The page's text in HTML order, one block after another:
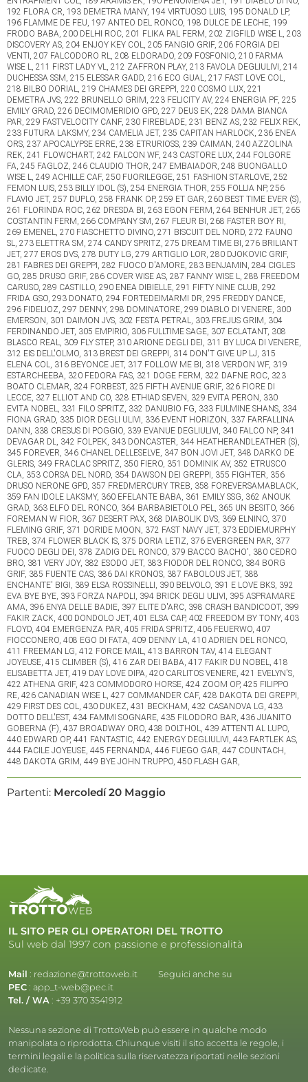
192 FLORA CR, 193 DEMETRA MANY, 194 VIRTUOSO LUIS, 195 DONALD LP,
196 FLAMME DE FEU, 197 ANTEO DEL RONCO, 198 DULCE DE LECHE, 199
FRODO BABA, 200 DELHI ROC, 201 FLIKA PAL FERM, 202 ZIGFILD WISE L, 203
DISCOVERY AS, 204 ENJOY KEY COL, 205 FANGIO GRIF, 206 FORGIA DEI
VENTI, 207 FALCODORO RL, 208 ELDORADO, 209 FOSFONIO, 210 FARMA
WISE L, 211 FIRST LADY VL, 212 ZAFFRON PLAY, 213 FAVOLA DEGLIULIVI, 214
DUCHESSA SSM, 215 ELESSAR GADD, 216 ECO GUAL, 217 FAST LOVE COL,
218 BILBO DORIAL, 219 CHAMES DEI GREPPI, 220 COSMO LUX, 221
DEMETRA JVS, 222 BRUNELLO GRIM, 223 FELICITY AV, 224 ENERGIA PF, 225
EMILY GRAD, 226 DECIMOMERIDIO GPD, 227 DEUS EK, 228 DAMA BIANCA
PAR, 229 FASTVELOCITY CANF, 230 FIREBLADE, 231 BENZ AS, 232 FELIX REK,
233 FUTURA LAKSMY, 234 CAMELIA JET, 235 CAPITAN HARLOCK, 236 ENEA
ORS, 237 APOCALYPSE ERRE, 238 ETRURIOSS, 239 CAIMAN, 240 AZZOLINA
REK, 241 FLOWCHART, 242 FALCON WF, 243 CASTORE LUX, 244 FOLGORE
FA, 245 FAGLOZ, 246 CLAUDIO THOR, 247 EMBAIADOR, 248 BUONGALLO
WISE L, 249 ACHILLE CAF, 250 FUORILEGGE, 251 FASHION STARLOVE, 252
FEMON LUIS, 253 BILLY IDOL (S), 254 ENERGIA THOR, 255 FOLLIA NP, 256
FLAVIO JET, 257 DUPLO, 258 FRANK OP, 259 ET GAR, 260 BEST TIME EVER (S),
261 FLORINDA ROC, 262 DRESDA BI, 263 EGON FERM, 264 BENHUR JET, 265
COSTANTIN FERM, 266 COMPANY SM, 267 FLEUR BI, 268 FASTER BOY RI,
269 EMENEL, 270 FIASCHETTO DIVINO, 271 BISCUIT DEL NORD, 272 FAUNO
SL, 273 ELETTRA SM, 274 CANDY SPRITZ, 275 DREAM TIME BI, 276 BRILIANT
JET, 277 EROS DVS, 278 DUTY LG, 279 ARTIGLIO LOR, 280 DJOKOVIC GRIF,
281 FABRES DEI GREPPI, 282 FUOCO D'AMORE, 283 BENJAMIN, 284 CIGLES
GO, 285 DRUSO GRIF, 286 COVER WISE AS, 287 FANNY WISE L, 288 FREEDOM
CARUSO, 289 CASTILLO, 290 ENEA DIBIELLE, 291 FIFTY NINE CLUB, 292
FRIDA GSO, 293 DONATO, 294 FORTEDEIMARMI DR, 295 FREDDY DANCE,
296 FIDELIOZ, 297 DENNY, 298 DOMINATORE, 299 DIABLO DI VENERE, 300
EMERSON, 301 DAIMON JVS, 302 FESTA PETRAL, 303 FREJUS GRIM, 304
FERDINANDO JET, 305 EMPIRIO, 306 FULLTIME SAGE, 307 ECLATANT, 308
BLASCO REAL, 309 FLY STEP, 310 ARIONE DEGLI DEI, 311 BY LUCA DI VENERE,
312 EIS DELL'OLMO, 313 BREST DEI GREPPI, 314 DON'T GIVE UP LJ, 315
ELENA COL, 316 BEYONCE JET, 317 FOLLOW ME BI, 318 VERDON WF, 319
ESTARCHEEBA, 320 FEDORA FAS, 321 DOGE FERM, 322 DAFNE ROC, 323
BOATO CLEMAR, 324 FORBEST, 325 FIFTH AVENUE GRIF, 326 FIORE DI
LECCE, 327 ELLIOT AND CO, 328 ETHIAD SEVEN, 329 EVITA PERON, 330
EVITA NOBEL, 331 FILO SPRITZ, 332 DANUBIO FG, 333 FULMINE SHANS, 334
FIONA GRAD, 335 DIOR DEGLI ULIVI, 336 EVENT HORIZON, 337 FARFALLINA
DANN, 338 CRESUS DI POGGIO, 339 EVANUE DEGLIULIVI, 340 FALCO NP, 341
DEVAGAR DL, 342 FOLPEK, 343 DONCASTER, 344 HEATHERANDLEATHER (S),
345 FOREVER, 346 CHANEL DELLESELVE, 347 BON JOVI JET, 348 DARKO DE
GLERIS, 349 FRACLAC SPRITZ, 350 FIERO, 351 DOMINIK AV, 352 ETRUSCO
CLA, 353 CORSA DEL NORD, 354 DAWSON DEI GREPPI, 355 FIGHTER, 356
DRUSO NERONE GPD, 357 FREDMERCURY TREB, 358 FOREVERSAMABLACK,
359 FAN IDOLE LAKSMY, 360 EFELANTE BABA, 361 EMILY SSG, 362 ANOUK
GRAD, 363 ELFO DEL RONCO, 364 BARBABIETOLO PEL, 365 UN BESITO, 366
FOREMAN W FIOR, 367 DESERT PAX, 368 DIABOLIK DVS, 369 ELNINO, 370
FLEMING GRIF, 371 DORIDE MOON, 372 FAST NAVY JET, 373 EDDIEMURPHY
TREB, 374 FLOWER BLACK IS, 375 DORIA LETIZ, 376 EVERGREEN PAR, 377
FUOCO DEGLI DEI, 378 ZADIG DEL RONCO, 379 BACCO BACHO', 380 CEDRO
BRO, 381 VERY JOY, 382 ESODO JET, 383 FIODOR DEL RONCO, 384 BORG
GRIF, 385 FUENTE CAS, 386 DAI KRONOS, 387 FABOLOUS JET, 388
ENCHANTE' BIGI, 389 ELSA ROSSINELLI, 390 BELVOLO, 391 E LOVE BKS, 392
EVA BYE BYE, 393 FORZA NAPOLI, 394 BRICK DEGLI ULIVI, 395 ASPRAMARE
AMA, 396 ENYA DELLE BADIE, 397 ELITE D'ARC, 398 CRASH BANDICOOT, 399
FAKIR ZACK, 400 DONDOLO JET, 401 ELSA CAP, 402 FREEDOM BY TONY, 403
FLOYD, 404 EMERGENZA PAR, 405 FRIDA SPRITZ, 406 FEUERWO, 407
FIOCCONERO, 408 EGO DI FATA, 409 DENNY LA, 410 ADRIEN DEL RONCO,
411 FREEMAN LG, 412 FORCE MAIL, 413 BARRON TAV, 414 ELEGANT
JOYEUSE, 415 CLIMBER (S), 416 ZAR DEI BABA, 417 FAKIR DU NOBEL, 418
ELISABETTA JET, 419 DAY LOVE DIPA, 420 CARLITOS VENERE, 421 EVELYN'S,
422 ATHENA GRIF, 423 COMMODORO HORSE, 424 ZOOM OP, 425 FILIPPO
RE, 426 CANADIAN WISE L, 427 COMMANDER CAF, 428 DAKOTA DEI GREPPI,
429 FIRST DES COL, 430 DUKEZ, 431 BECKHAM, 432 CASANOVA LG, 433
DOTTO DELL'EST, 434 FAMMI SOGNARE, 435 FILODORO BAR, 436 JUANITO
GOBERNA (F), 437 BROADWAY ORO, 438 DOLTHOL, 439 ATTENTI AL LUPO,
440 EDWARD OP, 441 FANTASTIC, 442 ENERGY DEGLIULIVI, 443 FARTLEK AS,
444 FACILE JOYEUSE, 445 FERNANDA, 446 FUEGO GAR, 447 COUNTACH,
448 DAKOTA GRIM, 449 BYE JOHN TRUPPO, 450 FLASH GAR,
Partenti: Mercoledí 20 Maggio
IL SITO PER GLI OPERATORI DEL TROTTO
Sul web dal 1997 con passione e professionalità
Mail : redazione@trottoweb.it
PEC : app_t-web@pec.it
Tel. / WA : +39 370 3541912
Seguici anche su
Nessuna sezione di TrottoWeb può essere in qualche modo
manipolata o riprodotta. Chiunque visiti il sito accetta le regole, i
termini legali e la politica sulla riservatezza riportati nelle sezioni
dedicate.